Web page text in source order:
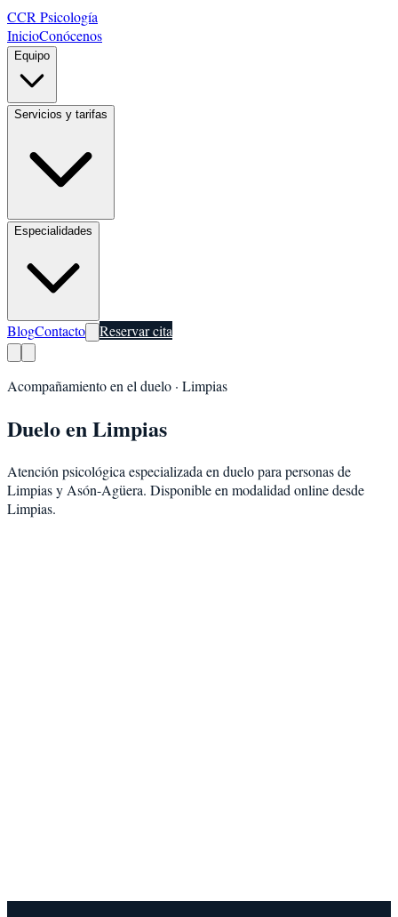
CCR Psicología
InicioConócenos
Equipo
Servicios y tarifas
Especialidades
BlogContacto Reservar cita
Acompañamiento en el duelo · Limpias
DueloenLimpias
Atención psicológica especializada en duelopara personas de
Limpiasy Asón-Agüera. Disponible en modalidad online desde
Limpias.